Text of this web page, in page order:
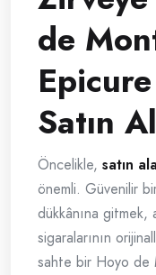
de
Satın
Öncelikle, satın
önemli. Güvenilir
dükkânına gitmek,
sigaralarının
sahte bir Hoyo de